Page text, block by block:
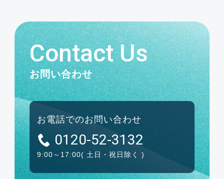
Contact Us
お問い合わせ
お電話でのお問い合わせ
0120-52-3132
9:00～17:00( 土日・祝日除く )